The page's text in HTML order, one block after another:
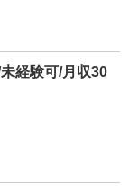
経験可/月収30